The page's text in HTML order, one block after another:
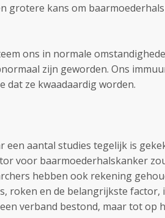
grotere kans om
ons in normale
zijn geworden. Ons
dat ze kwaadaardig worden.
een aantal studies tegelijk is
voor baarmoederhalskanker
hebben ook rekening
roken en de belangrijkste factor,
verband bestond, maar tot op